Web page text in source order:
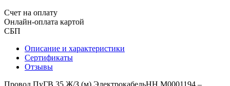
Счет на оплату
Онлайн-оплата картой
СБП
Описание и характеристики
Сертификаты
Отзывы
Провод ПуГВ 35 Ж/З (м) ЭлектрокабельНН M0001194 –